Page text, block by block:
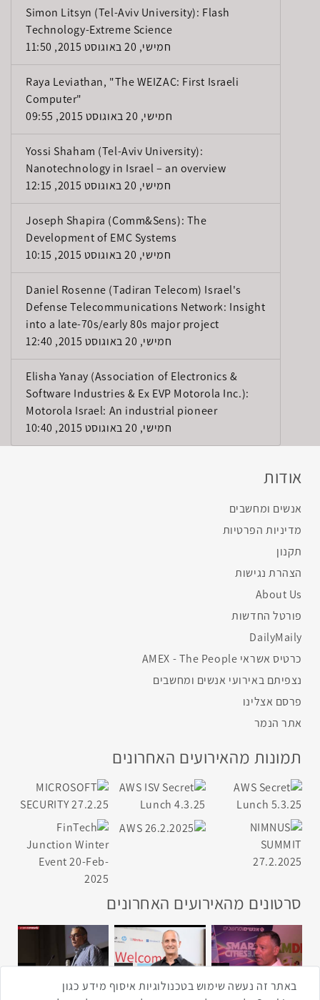
Simon Litsyn (Tel-Aviv University): Flash
Technology-Extreme Science
חמישי, 20 באוגוסט 2015, 11:50
Raya Leviathan, "The WEIZAC: First Israeli
Computer"
חמישי, 20 באוגוסט 2015, 09:55
Yossi Shaham (Tel-Aviv University):
Nanotechnology in Israel – an overview
חמישי, 20 באוגוסט 2015, 12:15
Joseph Shapira (Comm&Sens): The
Development of EMC Systems
חמישי, 20 באוגוסט 2015, 10:15
Daniel Rosenne (Tadiran Telecom) Israel's
Defense Telecommunications Network: Insight
into a late-70s/early 80s major project
חמישי, 20 באוגוסט 2015, 12:40
Elisha Yanay (Association of Electronics &
Software Industries & Ex EVP Motorola Inc.):
Motorola Israel: An industrial pioneer
חמישי, 20 באוגוסט 2015, 10:40
אודות
אנשים ומחשבים
מדיניות הפרטיות
תקנון
הצהרת נגישות
About Us
פורטל החדשות
DailyMaily
כרטיס אשראי AMEX - The People
נצפיתם באירועי אנשים ומחשבים
פרסם אצלינו
אתר הנמר
תמונות מהאירועים האחרונים
סרטונים מהאירועים האחרונים
4:00
2:33
1:43
באתר זה נעשה שימוש בטכנולוגיות איסוף מידע כגון